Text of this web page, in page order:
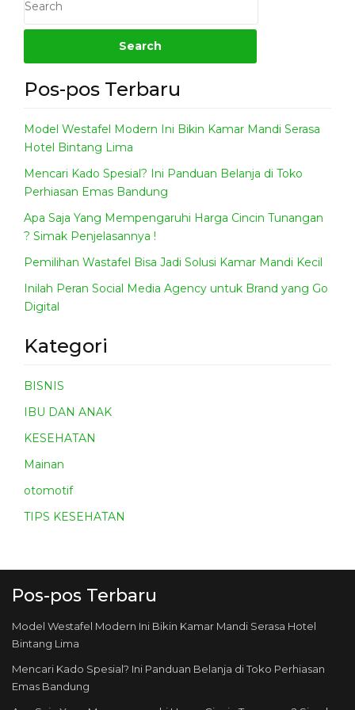
Pos-pos Terbaru
Model Westafel Modern Ini Bikin Kamar Mandi Serasa
Hotel Bintang Lima
Mencari Kado Spesial? Ini Panduan Belanja di Toko
Perhiasan Emas Bandung
Apa Saja Yang Mempengaruhi Harga Cincin Tunangan
? Simak Penjelasannya !
Pemilihan Wastafel Bisa Jadi Solusi Kamar Mandi Kecil
Inilah Peran Social Media Agency untuk Brand yang Go
Digital
Kategori
BISNIS
IBU DAN ANAK
KESEHATAN
Mainan
otomotif
TIPS KESEHATAN
Pos-pos Terbaru
Model Westafel Modern Ini Bikin Kamar Mandi Serasa Hotel
Bintang Lima
Mencari Kado Spesial? Ini Panduan Belanja di Toko Perhiasan
Emas Bandung